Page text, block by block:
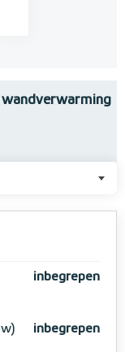
inbegrepen
inbegrepen